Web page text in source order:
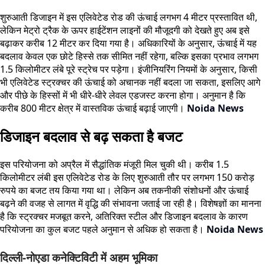
शुरुआती डिजाइन में इस एलिवेटेड रोड की ऊंचाई लगभग 4 मीटर प्रस्तावित थी,
लेकिन मेट्रो ट्रैक के ऊपर हाईटेंशन लाइनों की मौजूदगी को देखते हुए अब इसे
बढ़ाकर करीब 12 मीटर कर दिया गया है। अधिकारियों के अनुसार, ऊंचाई में यह
बदलाव केवल एक छोटे हिस्से तक सीमित नहीं रहेगा, बल्कि इसका प्रभाव लगभग
1.5 किलोमीटर लंबे पूरे स्ट्रेच पर पड़ेगा। इंजीनियरिंग नियमों के अनुसार, किसी
भी एलिवेटेड स्ट्रक्चर की ऊंचाई को अचानक नहीं बदला जा सकता, इसलिए आगे
और पीछे के हिस्सों में भी धीरे-धीरे लेवल एडजस्ट करना होगा। अनुमान है कि
करीब 800 मीटर क्षेत्र में वास्तविक ऊंचाई बढ़ाई जाएगी। Noida News
डिजाइन बदलाव से बढ़ सकता है बजट
इस परियोजना को अप्रैल में सैद्धांतिक मंजूरी मिल चुकी थी। करीब 1.5
किलोमीटर लंबी इस एलिवेटेड रोड के लिए शुरुआती तौर पर लगभग 150 करोड़
रुपये का बजट तय किया गया था। लेकिन अब तकनीकी संशोधनों और ऊंचाई
बढ़ने की वजह से लागत में वृद्धि की संभावना जताई जा रही है। विशेषज्ञों का मानना
है कि स्ट्रक्चर मजबूत करने, अतिरिक्त स्टील और डिजाइन बदलाव के कारण
परियोजना का कुल बजट पहले अनुमान से अधिक हो सकता है। Noida News
दिल्ली-नोएडा कनेक्टिविटी में अहम भूमिका